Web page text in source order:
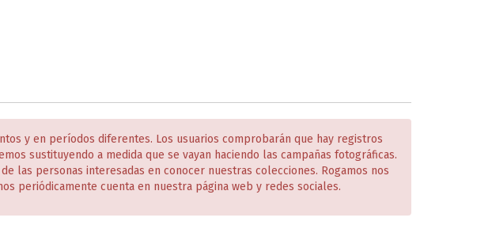
y en períodos diferentes. Los usuarios comprobarán que hay registros
sustituyendo a medida que se vayan haciendo las campañas fotográficas.
las personas interesadas en conocer nuestras colecciones. Rogamos nos
periódicamente cuenta en nuestra página web y redes sociales.